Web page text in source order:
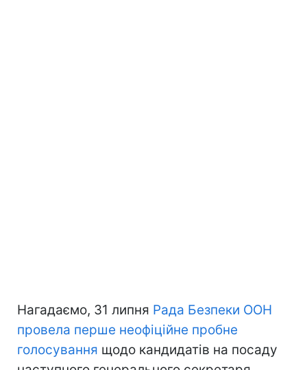
Нагадаємо, 31 липня Рада Безпеки ООН
провела перше неофіційне пробне
голосування щодо кандидатів на посаду